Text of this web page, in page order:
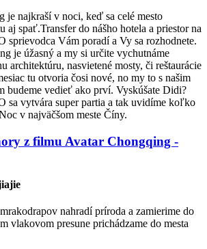
je najkraší v noci, keď sa celé mesto
aj spať.Transfer do nášho hotela a priestor na
sprievodca Vám poradí a Vy sa rozhodnete.
je úžasný a my si určite vychutnáme
architektúru, nasvietené mosty, či reštaurácie
tu otvoria čosi nové, no my to s našim
budeme vedieť ako prví. Vyskúšate Didi?
sa vytvára super partia a tak uvidíme koľko
v najväčšom meste Číny.
z filmu Avatar Chongqing -
nahradí príroda a zamierime do
vlakovom presune prichádzame do mesta